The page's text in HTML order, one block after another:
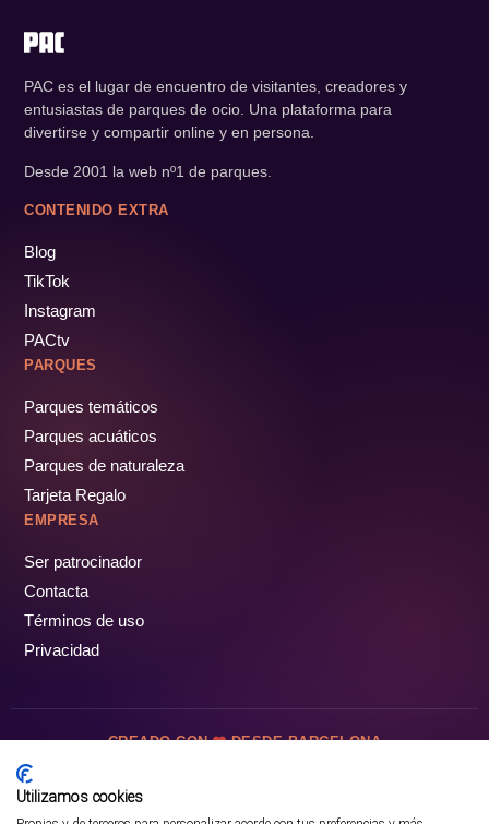
PAC es el lugar de encuentro de visitantes, creadores y
entusiastas de parques de ocio. Una plataforma para
divertirse y compartir online y en persona.
Desde 2001 la web nº1 de parques.
CONTENIDO EXTRA
Blog
TikTok
Instagram
PACtv
PARQUES
Parques temáticos
Parques acuáticos
Parques de naturaleza
Tarjeta Regalo
EMPRESA
Ser patrocinador
Contacta
Términos de uso
Privacidad
CREADO CON DESDE BARCELONA
Utilizamos cookies